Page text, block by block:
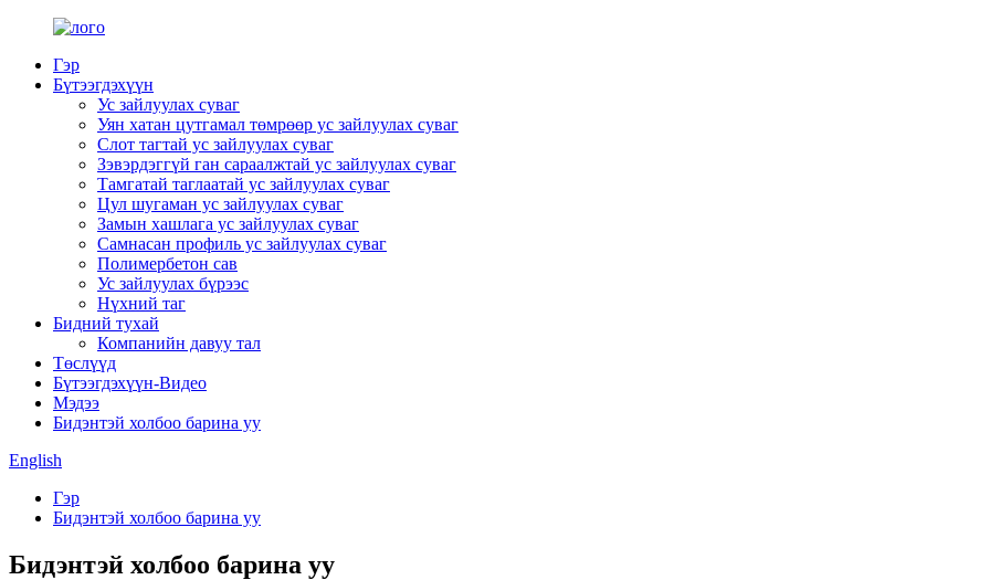
Гэр
Бүтээгдэхүүн
Ус зайлуулах суваг
Уян хатан цутгамал төмрөөр ус зайлуулах суваг
Слот тагтай ус зайлуулах суваг
Зэвэрдэггүй ган сараалжтай ус зайлуулах суваг
Тамгатай таглаатай ус зайлуулах суваг
Цул шугаман ус зайлуулах суваг
Замын хашлага ус зайлуулах суваг
Самнасан профиль ус зайлуулах суваг
Полимербетон сав
Ус зайлуулах бүрээс
Нүхний таг
Бидний тухай
Компанийн давуу тал
Төслүүд
Бүтээгдэхүүн-Видео
Мэдээ
Бидэнтэй холбоо барина уу
English
Гэр
Бидэнтэй холбоо барина уу
Бидэнтэй холбоо барина уу